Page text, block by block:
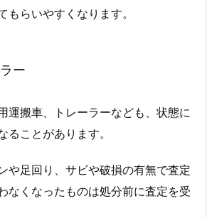
もらいやすくなります。
ー
運搬車、トレーラーなども、状態に
ることがあります。
や足回り、サビや破損の有無で査定
なくなったものは処分前に査定を受